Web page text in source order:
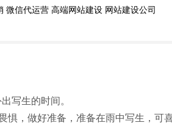
信代运营 高端网站建设 网站建设公司
写生的时间。
惧，做好准备，准备在雨中写生，可